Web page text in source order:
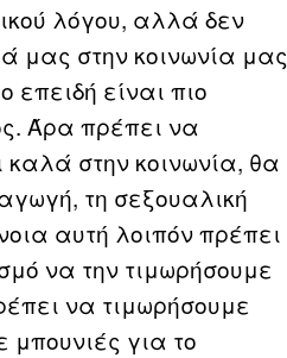
λόγου, αλλά δεν
μας στην κοινωνία μας
είναι πιο
Άρα πρέπει να
καλά στην κοινωνία, θα
τη σεξουαλική
αυτή λοιπόν πρέπει
να την τιμωρήσουμε
να τιμωρήσουμε
μπουνιές για το